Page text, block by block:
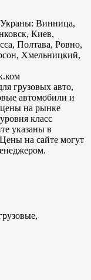
Украны: Винница,
Киев,
Полтава, Ровно,
Хмельницкий,
грузовых авто,
автомобили и
на рынке
класс
указаны в
на сайте могут